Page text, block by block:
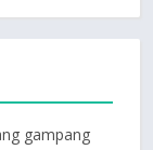
gampang